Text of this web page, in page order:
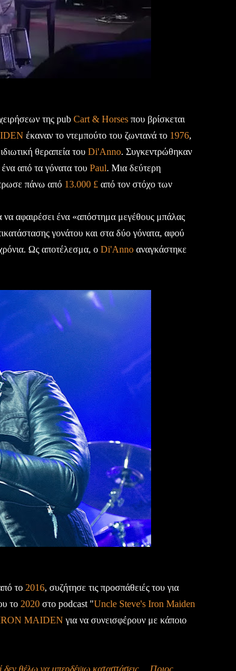
της pub Cart & Horses που βρίσκεται
έκαναν το ντεμπούτο του ζωντανά το 1976,
θεραπεία του Di'Anno. Συγκεντρώθηκαν
από τα γόνατα του Paul. Μια δεύτερη
πάνω από 13.000 £ από τον στόχο των
να αφαιρέσει ένα «απόστημα μεγέθους μπάλας
γονάτου και στα δύο γόνατα, αφού
Ως αποτέλεσμα, ο Di'Anno αναγκάστηκε
το 2016, συζήτησε τις προσπάθειές του για
το 2020 στο podcast "Uncle Steve's Iron Maiden
MAIDEN για να συνεισφέρουν με κάποιο